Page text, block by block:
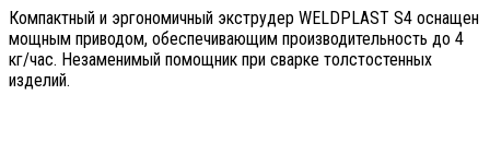
Компактный и эргономичный экструдер WELDPLAST S4 оснащен
мощным приводом, обеспечивающим производительность до 4
кг/час. Незаменимый помощник при сварке толстостенных
изделий.